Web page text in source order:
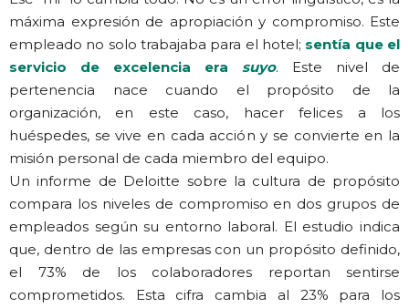
máxima expresión de apropiación y compromiso. Este
empleado no solo trabajaba para el hotel; sentía que el
servicio de excelencia era suyo. Este nivel de
pertenencia nace cuando el propósito de la
organización, en este caso, hacer felices a los
huéspedes, se vive en cada acción y se convierte en la
misión personal de cada miembro del equipo.
Un informe de Deloitte sobre la cultura de propósito
compara los niveles de compromiso en dos grupos de
empleados según su entorno laboral. El estudio indica
que, dentro de las empresas con un propósito definido,
el 73% de los colaboradores reportan sentirse
comprometidos. Esta cifra cambia al 23% para los